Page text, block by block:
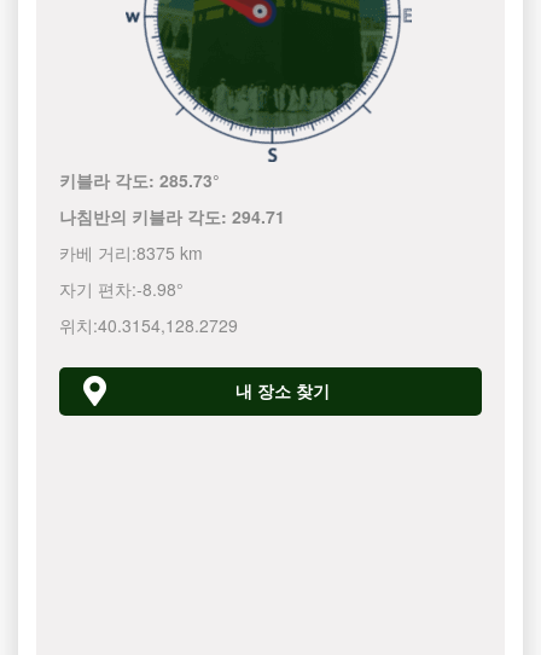
키블라 각도:285.73°
나침반의 키블라 각도:294.71
카베 거리:8375 km
자기 편차:-8.98°
위치:40.3154,128.2730
내 장소 찾기